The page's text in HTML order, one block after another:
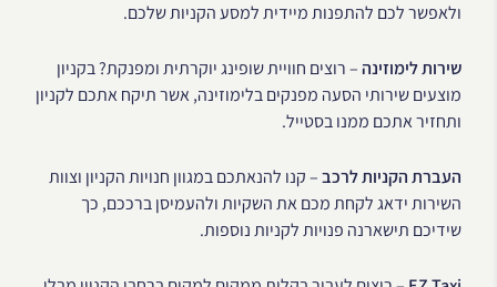
ולאפשר לכם להתפנות מיידית למסע הקניות שלכם.
שירות לימוזינה– רוצים חוויית שופינג יוקרתית ומפנקת? בקניון
מוצעים שירותי הסעה מפנקים בלימוזינה, אשר תיקח אתכם לקניון
ותחזיר אתכם ממנו בסטייל.
העברת הקניות לרכב– קנו להנאתכם במגוון חנויות הקניון וצוות
השירות ידאג לקחת מכם את השקיות ולהעמיסן ברככם, כך
שידיכם תישארנה פנויות לקניות נוספות.